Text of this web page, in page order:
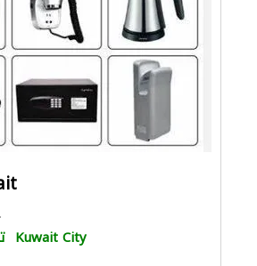
Kuwait City